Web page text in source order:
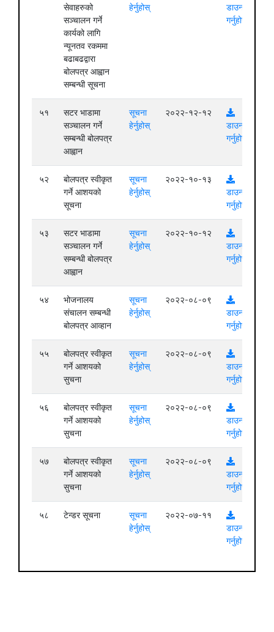
सेवाहरुको
सञ्चालन गर्ने
कार्यको लागि
न्यूनतव रकममा
बढाबढद्वारा
बोलपत्र आह्वान
सम्बन्धी सूचना
हेर्नुहोस्
डाउनलोड
गर्नुहोस्
५१
सटर भाडामा
सञ्चालन गर्ने
सम्बन्धी बोलपत्र
आह्वान
सूचना
हेर्नुहोस्
२०२२-१२-१२
डाउनलोड
गर्नुहोस्
५२
बोलपत्र स्वीकृत
गर्ने आशयको
सूचना
सूचना
हेर्नुहोस्
२०२२-१०-१३
डाउनलोड
गर्नुहोस्
५३
सटर भाडामा
सञ्चालन गर्ने
सम्बन्धी बोलपत्र
आह्वान
सूचना
हेर्नुहोस्
२०२२-१०-१२
डाउनलोड
गर्नुहोस्
५४
भोजनालय
संचालन सम्बन्धी
बोलपत्र आव्हान
सूचना
हेर्नुहोस्
२०२२-०८-०९
डाउनलोड
गर्नुहोस्
५५
बोलपत्र स्वीकृत
गर्ने आशयको
सुचना
सूचना
हेर्नुहोस्
२०२२-०८-०९
डाउनलोड
गर्नुहोस्
५६
बोलपत्र स्वीकृत
गर्ने आशयको
सुचना
सूचना
हेर्नुहोस्
२०२२-०८-०९
डाउनलोड
गर्नुहोस्
५७
बोलपत्र स्वीकृत
गर्ने आशयको
सुचना
सूचना
हेर्नुहोस्
२०२२-०८-०९
डाउनलोड
गर्नुहोस्
५८ टेन्डर सूचना
सूचना
हेर्नुहोस्
२०२२-०७-११
डाउनलोड
गर्नुहोस्